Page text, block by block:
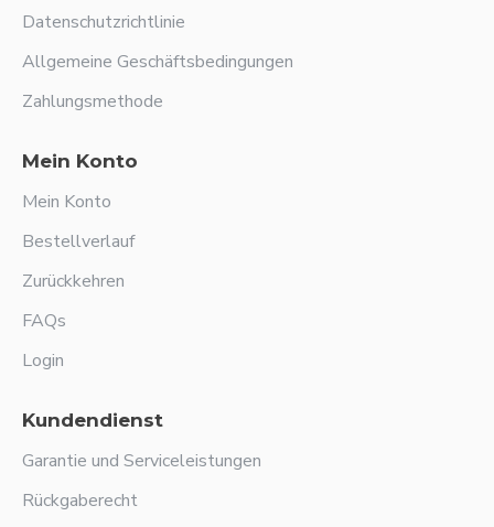
Datenschutzrichtlinie
Allgemeine Geschäftsbedingungen
Zahlungsmethode
Mein Konto
Mein Konto
Bestellverlauf
Zurückkehren
FAQs
Login
Kundendienst
Garantie und Serviceleistungen
Rückgaberecht